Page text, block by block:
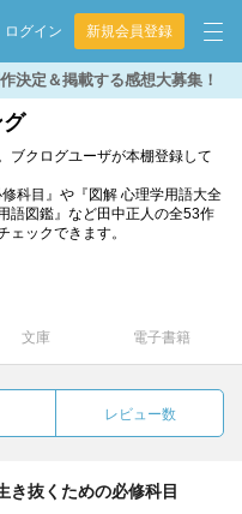
ログイン 新規会員登録
決定＆掲載する感想大募集！
ブクログユーザが本棚登録して
科目』や『図解 心理学用語大全
語図鑑』など田中正人の全53作
ックできます。
文庫 電子書籍
レビュー数
き抜くための必修科目